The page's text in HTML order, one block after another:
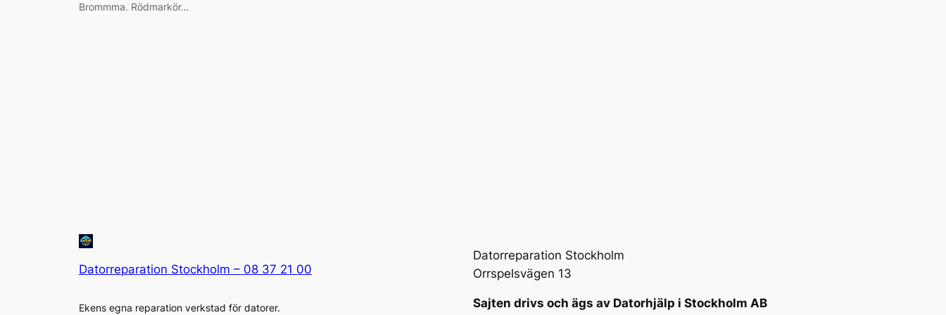
Brommma. Rödmarkör…
Datorreparation Stockholm – 08 37 21 00
Ekens egna reparation verkstad för datorer.
Datorreparation Stockholm
Orrspelsvägen 13
Sajten drivs och ägs av Datorhjälp i Stockholm AB